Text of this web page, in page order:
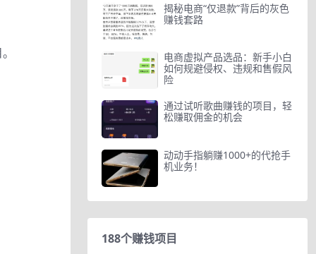
揭秘电商“仅退款”背后的灰色
赚钱套路
电商虚拟产品选品：新手小白
如何规避侵权、违规和售假风
险
通过试听歌曲赚钱的项目，轻
松赚取佣金的机会
动动手指躺赚1000+的代抢手
机业务！
188个赚钱项目